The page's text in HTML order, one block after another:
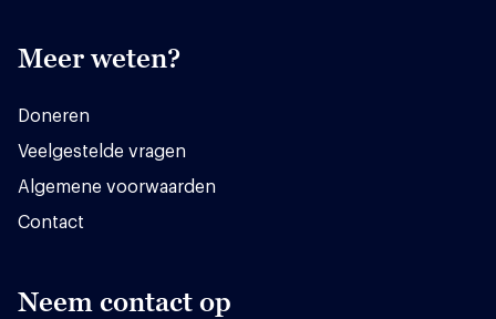
Meer weten?
Doneren
Veelgestelde vragen
Algemene voorwaarden
Contact
Neem contact op